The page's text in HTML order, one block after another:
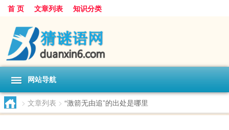
首 页 文章列表 知识分类
网站导航
> 文章列表 > “激箭无由追”的出处是哪里